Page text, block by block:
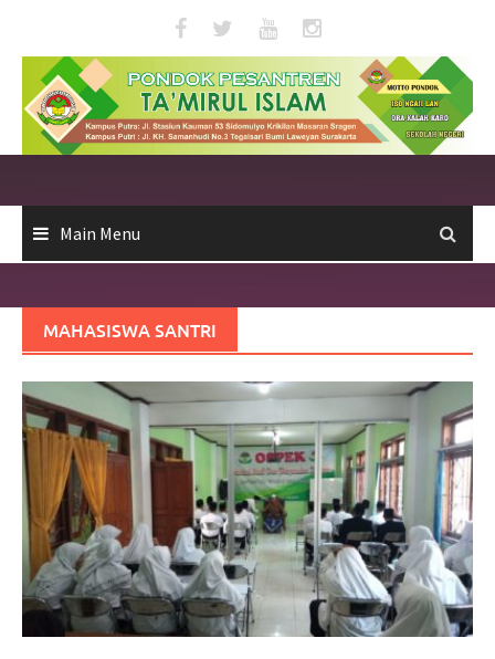
content
Main Menu
MAHASISWA SANTRI